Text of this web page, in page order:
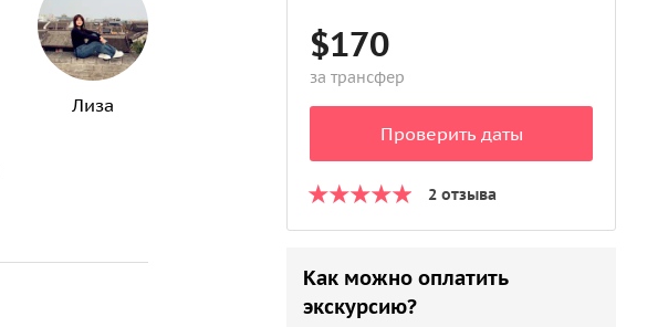
Лиза
$170
за трансфер
Проверить даты
2 отзыва
Как можно оплатить
экскурсию?